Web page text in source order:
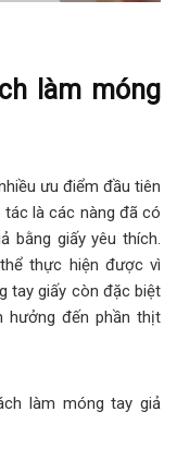
làm móng
ưu điểm đầu tiên
là các nàng đã có
giấy yêu thích.
thực hiện được vì
tay giấy còn đặc biệt
hưởng đến phần thịt
làm móng tay giả